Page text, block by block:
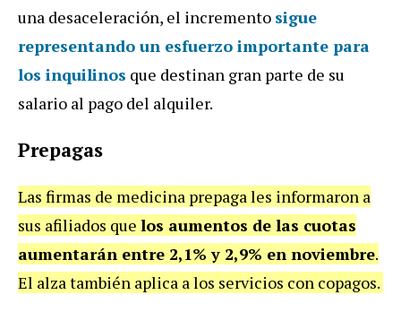
una desaceleración, el incremento sigue
representando un esfuerzo importante para
los inquilinos que destinan gran parte de su
salario al pago del alquiler.
Prepagas
Las firmas de medicina prepaga les informaron a
sus afiliados que los aumentos de las cuotas
aumentarán entre 2,1% y 2,9% en noviembre.
El alza también aplica a los servicios con copagos.